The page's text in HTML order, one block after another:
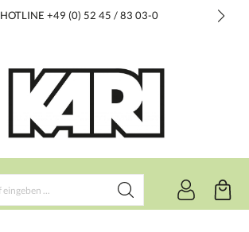
HOTLINE +49 (0) 52 45 / 83 03-0